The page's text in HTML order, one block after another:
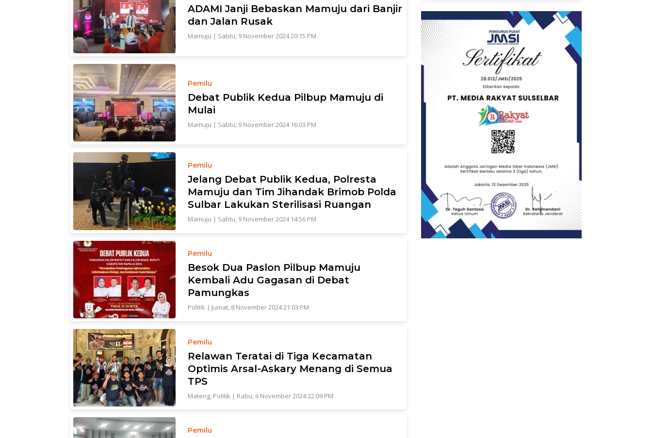
ADAMI Janji Bebaskan Mamuju dari Banjir
dan Jalan Rusak
Mamuju | Sabtu, 9 November 2024 20:15 PM
Pemilu
Debat Publik Kedua Pilbup Mamuju di
Mulai
Mamuju | Sabtu, 9 November 2024 16:03 PM
Pemilu
Jelang Debat Publik Kedua, Polresta
Mamuju dan Tim Jihandak Brimob Polda
Sulbar Lakukan Sterilisasi Ruangan
Mamuju | Sabtu, 9 November 2024 14:56 PM
Pemilu
Besok Dua Paslon Pilbup Mamuju
Kembali Adu Gagasan di Debat
Pamungkas
Politik | Jumat, 8 November 2024 21:03 PM
Pemilu
Relawan Teratai di Tiga Kecamatan
Optimis Arsal-Askary Menang di Semua
TPS
Mateng, Politik | Rabu, 6 November 2024 22:09 PM
Pemilu